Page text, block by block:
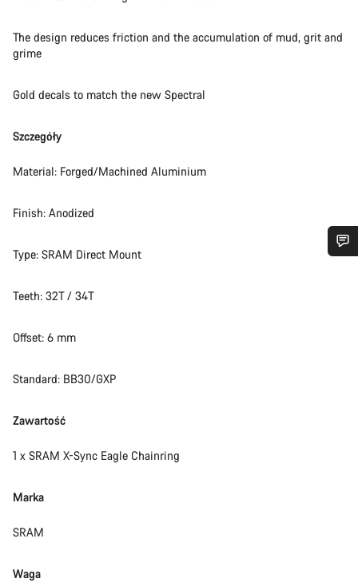
The design reduces friction and the accumulation of mud, grit and
grime
Gold decals to match the new Spectral
Szczegóły
Material: Forged/Machined Aluminium
Finish: Anodized
Type: SRAM Direct Mount
Teeth: 32T / 34T
Offset: 6 mm
Standard: BB30/GXP
Zawartość
1 x SRAM X-Sync Eagle Chainring
Marka
SRAM
Waga